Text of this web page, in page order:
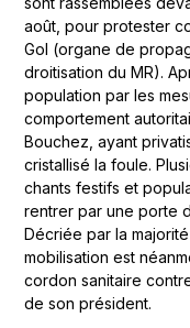
août, pour protester
Gol (organe de
droitisation du MR).
population par les
comportement
Bouchez, ayant
cristallisé la foule.
chants festifs et
rentrer par une porte
Décriée par la
mobilisation est
cordon sanitaire
de son président.